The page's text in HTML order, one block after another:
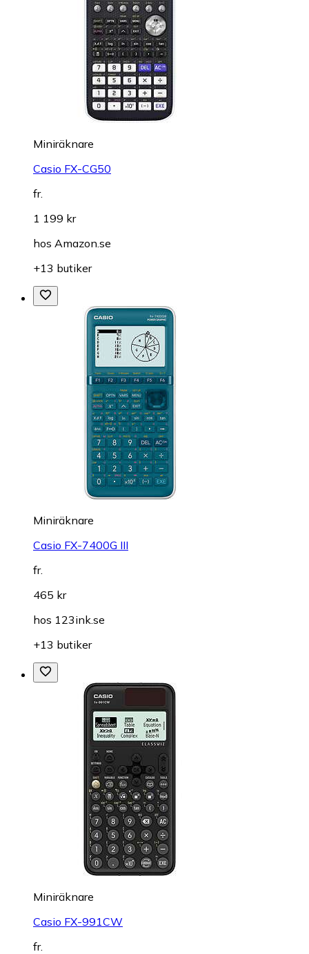
Miniräknare
Casio FX-CG50
fr.
1 199 kr
hos Amazon.se
+13 butiker
Miniräknare
Casio FX-7400G III
fr.
465 kr
hos 123ink.se
+13 butiker
Miniräknare
Casio FX-991CW
fr.